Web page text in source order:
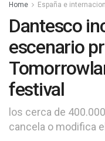
Home España e
Dantesco
escenario
festival
los cerca de
cancela o modifica